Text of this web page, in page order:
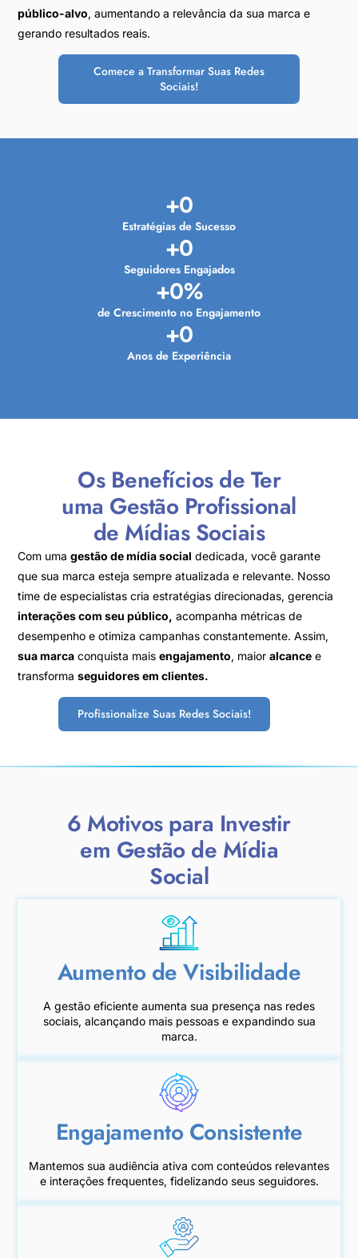
público-alvo, aumentando a relevância da sua marca e
gerando resultados reais.
Comece a Transformar Suas Redes
Sociais!
Estratégias de Sucesso
+0
Seguidores Engajados
+0
de Crescimento no Engajamento
+0%
Anos de Experiência
+0
Os Benefícios de Ter
uma Gestão Profissional
de Mídias Sociais
Com umagestão de mídia social dedicada, você garante
que sua marca esteja sempre atualizada e relevante. Nosso
time de especialistas cria estratégias direcionadas, gerencia
interações com seu público, acompanha métricas de
desempenho e otimiza campanhas constantemente. Assim,
sua marca conquista maisengajamento, maioralcance e
transformaseguidores em clientes.
Profissionalize Suas Redes Sociais!
6 Motivos para Investir
em Gestão de Mídia
Social
Aumento de Visibilidade
A gestão eficiente aumenta sua presença nas redes
sociais, alcançando mais pessoas e expandindo sua
marca.
Engajamento Consistente
Mantemos sua audiência ativa com conteúdos relevantes
e interações frequentes, fidelizando seus seguidores.